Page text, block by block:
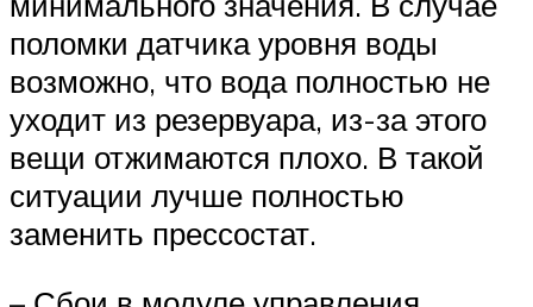
поломки датчика уровня воды
возможно, что вода полностью не
уходит из резервуара, из-за этого
вещи отжимаются плохо. В такой
ситуации лучше полностью
заменить прессостат.